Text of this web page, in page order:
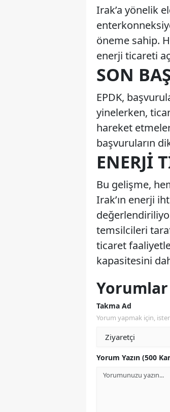
Irak’a yönelik
öneme sahip.
enerji ticareti
SON
EPDK,
yinelerken,
hareket
başvuruların
ENERJI
Bu gelişme,
Irak’ın enerji
temsilcileri
ticaret
kapasitesini
Yorumlar
Takma Ad
Yorum yapmak için,
Yorum Yazın (500